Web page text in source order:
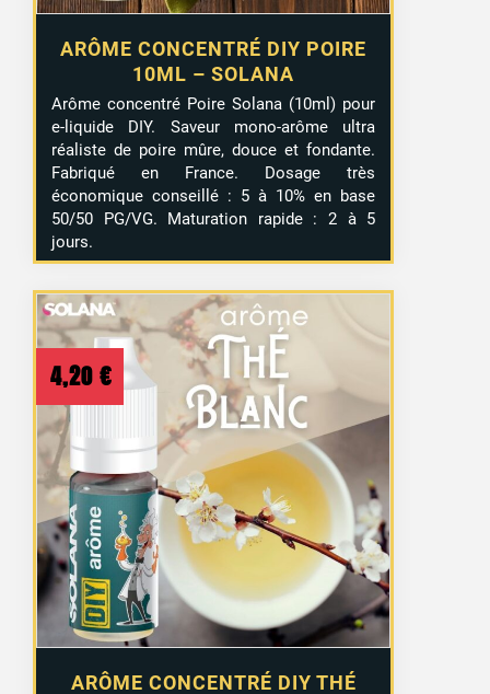
ARÔME CONCENTRÉ DIY POIRE
10ML – SOLANA
Arôme concentré Poire Solana (10ml) pour
e-liquide DIY. Saveur mono-arôme ultra
réaliste de poire mûre, douce et fondante.
Fabriqué en France. Dosage très
économique conseillé : 5 à 10% en base
50/50 PG/VG. Maturation rapide : 2 à 5
jours.
ARÔME CONCENTRÉ DIY THÉ
4,20 €